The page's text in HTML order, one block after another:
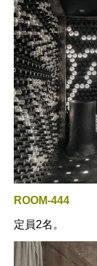
ROOM-444
定員2名。